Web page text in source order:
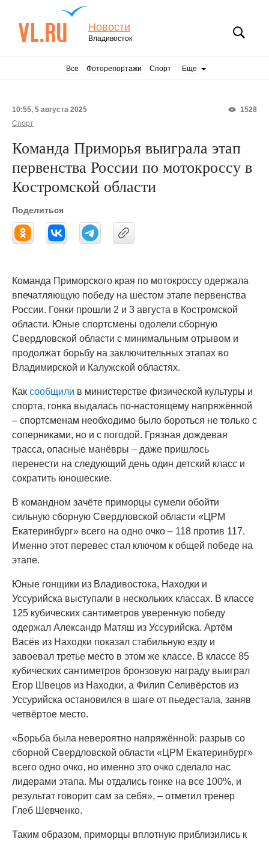
Новости
Владивосток
Все Фоторепортажи Спорт Еще
1528
10:55, 5 августа 2025
Спорт
Команда Приморья выиграла этап
первенства России по мотокроссу в
Костромской области
Поделиться
Команда Приморского края по мотокроссу одержала
впечатляющую победу на шестом этапе первенства
России. Гонки прошли 2 и 3 августа в Костромской
области. Юные спортсмены одолели сборную
Свердловской области с минимальным отрывом и
продолжат борьбу на заключительных этапах во
Владимирской и Калужской областях.
Как сообщили в министерстве физической культуры и
спорта, гонка выдалась по-настоящему напряжённой
– спортсменам необходимо было бороться не только с
соперниками, но и с погодой. Грязная дождевая
трасса, опасные манёвры – даже пришлось
перенести на следующий день один детский класс и
сократить юношеские.
В командном зачёте приморцы сумели обойти
сильную сборную Свердловской области «ЦРМ
Екатеринбург» всего на одно очко – 118 против 117.
Именно этот перевес стал ключом к общей победе на
этапе.
Юные гонщики из Владивостока, Находки и
Уссурийска выступали в нескольких классах. В классе
125 кубических сантиметров уверенную победу
одержал Александр Матяш из Уссурийска. Артём
Васёв из Находки показал стабильную езду и
завоевал третье место в этом же классе. В классе 85
кубических сантиметров бронзовую награду выиграл
Егор Швецов из Находки, а Филип Селивёрстов из
Уссурийска остановился в шаге от пьедестала, заняв
четвёртое место.
«Борьба была невероятно напряжённой: разрыв со
сборной Свердловской области «ЦРМ Екатеринбург»
всего одно очко, но именно это очко сделало нас
лидерами этапа. Мы отдались гонке на все 100%, и
результат говорит сам за себя», – отметил тренер
Глеб Шевченко.
Таким образом, приморцы вплотную приблизились к